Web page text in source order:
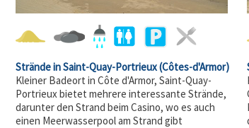
Strände in Saint-Quay-Portrieux(Côtes-d'Armor)
Kleiner Badeort in Côte d'Armor, Saint-Quay-
Portrieux bietet mehrere interessante Strände,
darunter den Strand beim Casino, wo es auch
einen Meerwasserpool am Strand gibt